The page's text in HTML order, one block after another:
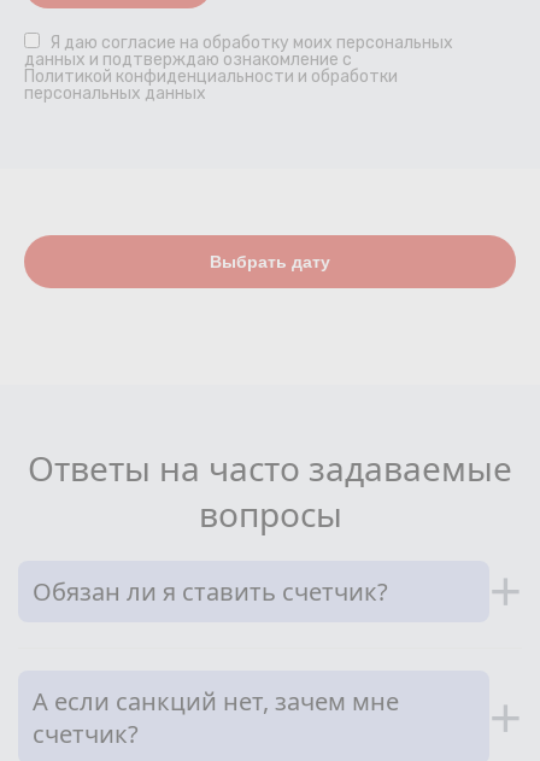
Я даю согласие на обработку моих персональных
данных и подтверждаю ознакомление с
Политикой конфиденциальности и обработки
персональных данных
Выбрать дату
Ответы на часто задаваемые
вопросы
Обязан ли я ставить счетчик? +
А если санкций нет, зачем мне
счетчик?
+